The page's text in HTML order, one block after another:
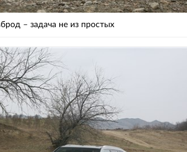
– задача не из простых